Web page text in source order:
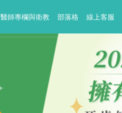
醫師專欄與衛教 部落格 線上客服